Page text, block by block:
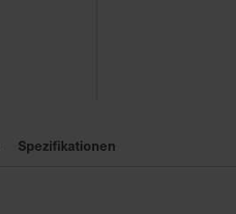
Spezifikationen